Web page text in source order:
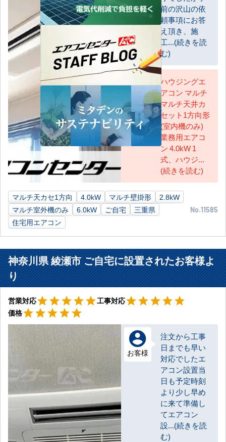
前の沢山の依
頼事項にお答
え頂き、施
工...(続きを読
む)
AC担当
ハウジングエ
アコン マルチ
マルチ天井カ
セット1方向形
(室内機のみ)
業務用エアコ
ン 4.0kW 1
式、ハウジ...
(続きを読む)
マルチ天カセ1方向 4.0kW マルチ壁掛形
2.8kW
マルチ室外機のみ
6.0kW ご自宅
三重県
住宅用エアコン
No.11585
神奈川県 綾瀬市 ご自宅に設置されたお客様よ
り
営業対応 星5
starstarstarstarstar工事対応 星5
starstarstarstarstar
価格 星5
starstarstarstarstar
お客様
注文から工事
日までも早い
対応でしたエ
アコン設置当
日も予定時刻
より少し早め
に来て準備し
てエアコン
設...(続きを読
む)